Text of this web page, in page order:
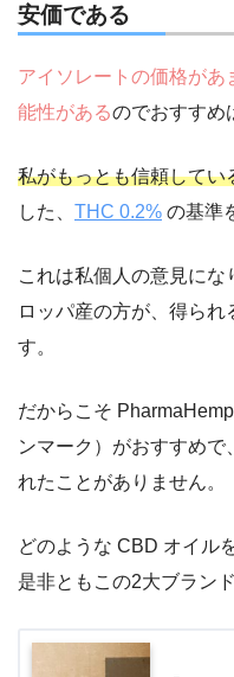
安価である
アイソレートの価格が
能性があるのでおすすめ
私がもっとも信頼してい
した、 THC 0.2% の基準
これは私個人の意見に
ロッパ産の方が、得ら
す。
だからこそ
ンマーク） がおすすめで
れたことがありません。
どのような CBD オイル
是非ともこの2大ブラン